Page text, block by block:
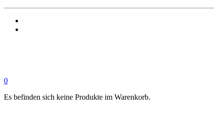
0
Es befinden sich keine Produkte im Warenkorb.